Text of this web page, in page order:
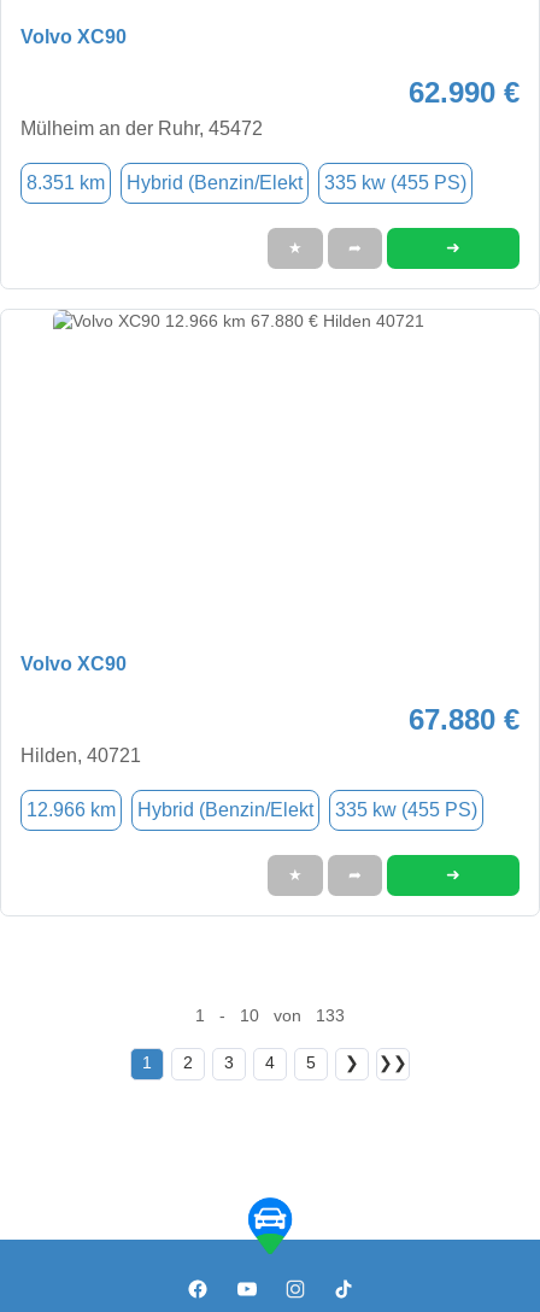
Volvo XC90
62.990 €
Mülheim an der Ruhr, 45472
8.351 km Hybrid (Benzin/Elekt 335 kw (455 PS)
★ ➦ ➜
Volvo XC90
67.880 €
Hilden, 40721
12.966 km Hybrid (Benzin/Elekt 335 kw (455 PS)
★ ➦ ➜
1 - 10 von 133
1 2 3 4 5 ❯ ❯❯